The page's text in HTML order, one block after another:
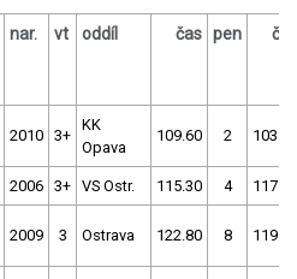
nar. vt oddíl čas pen čas
2010 3+
KK
Opava
109.60 2 103.40
2006 3+ VS Ostr. 115.30 4 117.80
2009 3 Ostrava 122.80 8 119.30